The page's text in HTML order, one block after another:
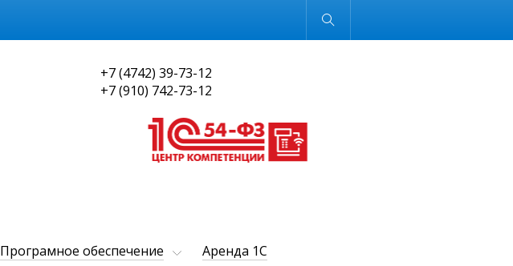
Обычная версия
+7 (4742) 39-73-12
+7 (910) 742-73-12
Програмное обеспечение
Аренда 1С